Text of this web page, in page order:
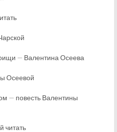
— Валентина Осеева
Осеевой
— повесть Валентины
читать